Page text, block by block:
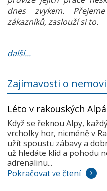
dnes zvykem.
zákazníků, zaslouží si to.
další...
Zajímavosti o
Léto v rakouských
Když se řeknou Alpy,
vrcholky hor, nicméně v
užít spoustu zábavy a
už hledáte klid a pohodu
adrenalinu...
Pokračovat ve čtení